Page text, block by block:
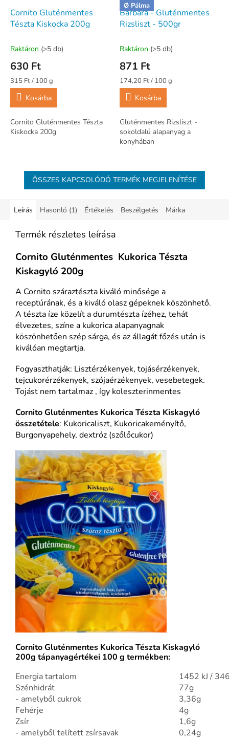
Cornito Gluténmentes
Tészta Kiskocka 200g
Raktáron (>5 db)
630 Ft
Egységár:
315 Ft / 100 g
Kosárba
Cornito Gluténmentes Tészta
Kiskocka 200g
Ø Pálma
Barbara - Gluténmentes
Rizsliszt - 500gr
Raktáron (>5 db)
871 Ft
Egységár:
174,20 Ft / 100 g
Kosárba
Gluténmentes Rizsliszt -
sokoldalú alapanyag a
konyhában
ÖSSZES KAPCSOLÓDÓ TERMÉK MEGJELENÍTÉSE
Leírás Hasonló (1) Értékelés Beszélgetés Márka
Termék részletes leírása
Cornito Gluténmentes Kukorica Tészta
Kiskagyló 200g
A Cornito száraztészta kiváló minősége a
receptúrának, és a kiváló olasz gépeknek köszönhető.
A tészta íze közelít a durumtészta ízéhez, tehát
élvezetes, színe a kukorica alapanyagnak
köszönhetően szép sárga, és az állagát főzés után is
kiválóan megtartja.
Fogyaszthatják: Lisztérzékenyek, tojásérzékenyek,
tejcukorérzékenyek, szójaérzékenyek, vesebetegek.
Tojást nem tartalmaz , így koleszterinmentes
Cornito Gluténmentes Kukorica Tészta Kiskagyló
összetétele: Kukoricaliszt, Kukoricakeményítő,
Burgonyapehely, dextróz (szőlőcukor)
Cornito Gluténmentes Kukorica Tészta Kiskagyló
200g tápanyagértékei 100 g termékben:
Energia tartalom
1452 kJ /
Szénhidrát
77g
- amelyből cukrok
3,36g
Fehérje
4g
Zsír
1,6g
- amelyből telített zsírsavak
0,24g